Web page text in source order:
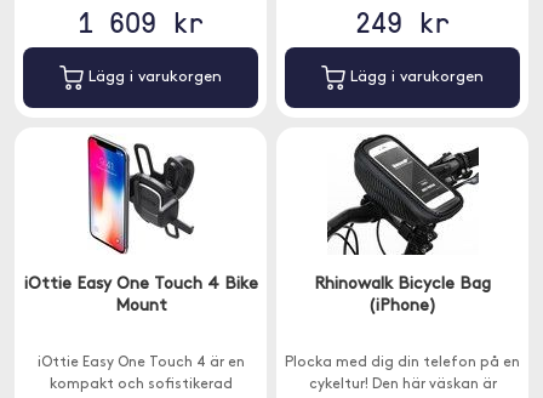
1 609 kr
Lägg i varukorgen
249 kr
Lägg i varukorgen
iOttie Easy One Touch 4 Bike
Mount
iOttie Easy One Touch 4 är en
kompakt och sofistikerad
Rhinowalk Bicycle Bag
(iPhone)
Plocka med dig din telefon på en
cykeltur! Den här väskan är